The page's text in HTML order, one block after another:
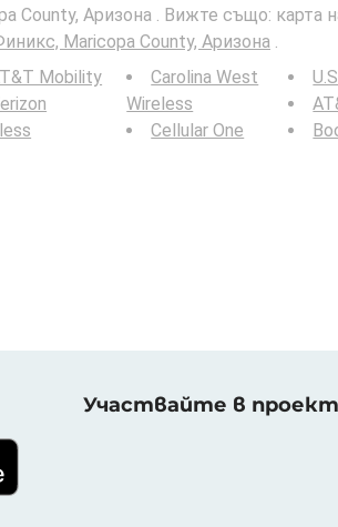
County, Аризона . Вижте също: карта
Maricopa County, Аризона .
Mobility
Carolina West
Wireless
Cellular One
Участвайте в